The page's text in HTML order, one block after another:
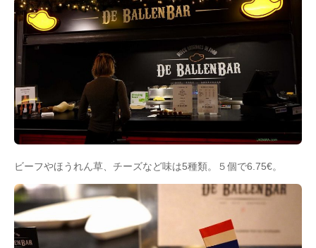
ビーフやほうれん草、チーズなど味は5種類。５個で6.75€。